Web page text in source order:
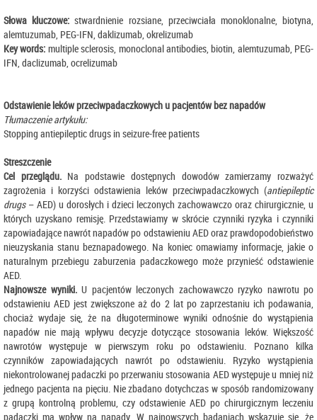
Słowa kluczowe:stwardnienie rozsiane, przeciwciała monoklonalne, biotyna,
alemtuzumab, PEG-IFN, daklizumab, okrelizumab
Key words: multiple sclerosis, monoclonal antibodies, biotin, alemtuzumab, PEG-
IFN, daclizumab, ocrelizumab
Odstawienie leków przeciwpadaczkowych u pacjentów bez napadów
Tłumaczenie artykułu:
Stopping antiepileptic drugs in seizure-free patients
Streszczenie
Cel przeglądu. Na podstawie dostępnych dowodów zamierzamy rozważyć
zagrożenia i korzyści odstawienia leków przeciwpadaczkowych (antiepileptic
drugs – AED) u dorosłych i dzieci leczonych zachowawczo oraz chirurgicznie, u
których uzyskano remisję. Przedstawiamy w skrócie czynniki ryzyka i czynniki
zapowiadające nawrót napadów po odstawieniu AED oraz prawdopodobieństwo
nieuzyskania stanu beznapadowego. Na koniec omawiamy informacje, jakie o
naturalnym przebiegu zaburzenia padaczkowego może przynieść odstawienie
AED.
Najnowsze wyniki. U pacjentów leczonych zachowawczo ryzyko nawrotu po
odstawieniu AED jest zwiększone aż do 2 lat po zaprzestaniu ich podawania,
chociaż wydaje się, że na długoterminowe wyniki odnośnie do wystąpienia
napadów nie mają wpływu decyzje dotyczące stosowania leków. Większość
nawrotów występuje w pierwszym roku po odstawieniu. Poznano kilka
czynników zapowiadających nawrót po odstawieniu. Ryzyko wystąpienia
niekontrolowanej padaczki po przerwaniu stosowania AED występuje u mniej niż
jednego pacjenta na pięciu. Nie zbadano dotychczas w sposób randomizowany
z grupą kontrolną problemu, czy odstawienie AED po chirurgicznym leczeniu
padaczki ma wpływ na napady. W najnowszych badaniach wskazuje się, że